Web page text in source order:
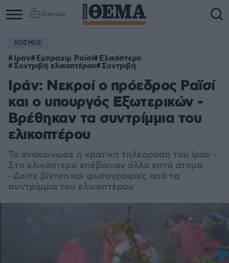
Games
ΚΟΣΜΟΣ
Ιράν Εμπραχίμ Ραϊσί Ελικόπτερο
Συντριβή ελικοπτέρου Συντριβή
Ιράν: Νεκροί ο πρόεδρος Ραϊσί
και ο υπουργός Εξωτερικών -
Βρέθηκαν τα συντρίμμια του
ελικοπτέρου
Το ανακοίνωσε η κρατική τηλεόραση του Ιράν -
Στο ελικόπτερο επέβαιναν άλλα επτά άτομα
- Δείτε βίντεο και φωτογραφίες από τα
συντρίμμια του ελικοπτέρου